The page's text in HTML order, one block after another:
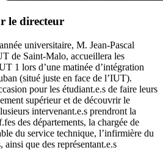
le directeur
universitaire, M. Jean-Pascal
de Saint-Malo, accueillera les
1 lors d’une matinée d’intégration
(situé juste en face de l’IUT).
pour les étudiant.e.s de faire leurs
supérieur et de découvrir le
intervenant.e.s prendront la
des départements, la chargée de
du service technique, l’infirmière du
ainsi que des représentant.e.s